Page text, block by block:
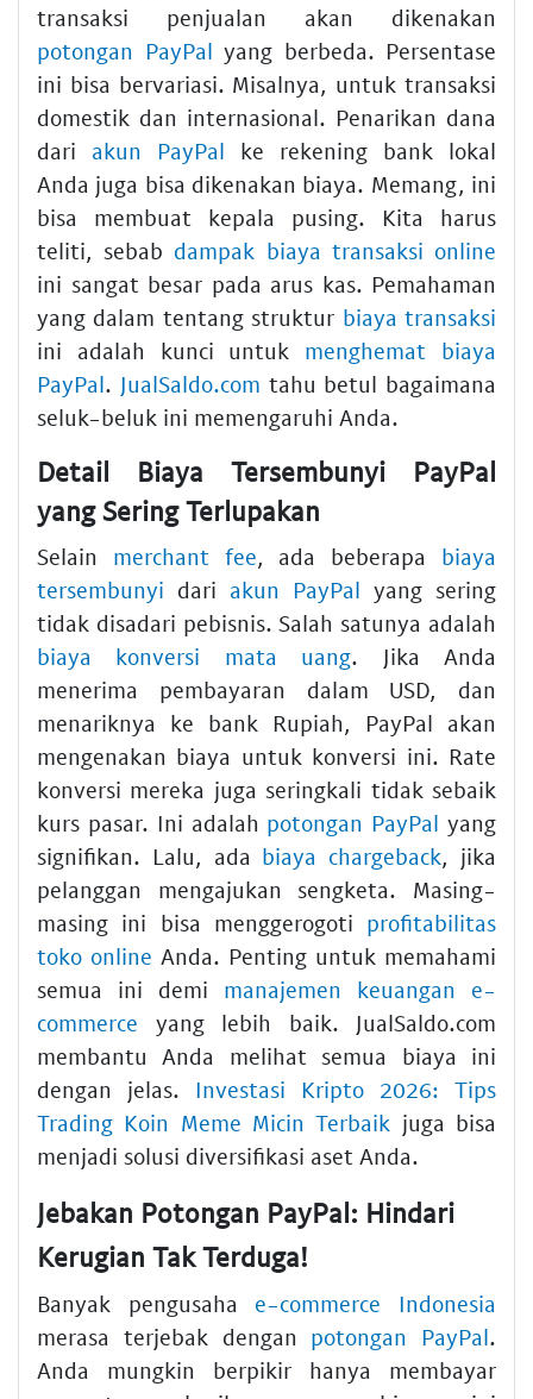
transaksi penjualan akan dikenakan
potongan PayPal yang berbeda. Persentase
ini bisa bervariasi. Misalnya, untuk transaksi
domestik dan internasional. Penarikan dana
dari akun PayPal ke rekening bank lokal
Anda juga bisa dikenakan biaya. Memang, ini
bisa membuat kepala pusing. Kita harus
teliti, sebab dampak biaya transaksi online
ini sangat besar pada arus kas. Pemahaman
yang dalam tentang struktur biaya transaksi
ini adalah kunci untuk menghemat biaya
PayPal. JualSaldo.com tahu betul bagaimana
seluk-beluk ini memengaruhi Anda.
Detail Biaya Tersembunyi PayPal
yang Sering Terlupakan
Selain merchant fee, ada beberapa biaya
tersembunyi dari akun PayPal yang sering
tidak disadari pebisnis. Salah satunya adalah
biaya konversi mata uang. Jika Anda
menerima pembayaran dalam USD, dan
menariknya ke bank Rupiah, PayPal akan
mengenakan biaya untuk konversi ini. Rate
konversi mereka juga seringkali tidak sebaik
kurs pasar. Ini adalah potongan PayPal yang
signifikan. Lalu, ada biaya chargeback, jika
pelanggan mengajukan sengketa. Masing-
masing ini bisa menggerogoti profitabilitas
toko online Anda. Penting untuk memahami
semua ini demi manajemen keuangan e-
commerce yang lebih baik. JualSaldo.com
membantu Anda melihat semua biaya ini
dengan jelas. Investasi Kripto 2026: Tips
Trading Koin Meme Micin Terbaik juga bisa
menjadi solusi diversifikasi aset Anda.
Jebakan Potongan PayPal: Hindari
Kerugian Tak Terduga!
Banyak pengusaha e-commerce Indonesia
merasa terjebak dengan potongan PayPal.
Anda mungkin berpikir hanya membayar